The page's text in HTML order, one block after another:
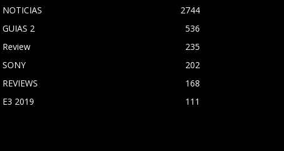
NOTICIAS
2744
GUIAS 2
536
Review
235
SONY
202
REVIEWS
168
E3 2019
111